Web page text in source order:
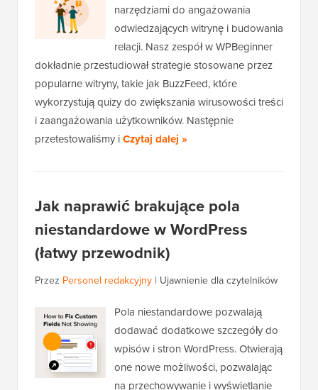
narzędziami do angażowania
odwiedzających witrynę i budowania
relacji. Nasz zespół w WPBeginner
dokładnie przestudiował strategie stosowane przez
popularne witryny, takie jak BuzzFeed, które
wykorzystują quizy do zwiększania wirusowości treści
i zaangażowania użytkowników. Następnie
przetestowaliśmy iCzytaj dalej »
Jak naprawić brakujące pola
niestandardowe w WordPress
(łatwy przewodnik)
Przez Personel redakcyjny | Ujawnienie dla czytelników
Pola niestandardowe pozwalają
dodawać dodatkowe szczegóły do
wpisów i stron WordPress. Otwierają
one nowe możliwości, pozwalając
na przechowywanie i wyświetlanie